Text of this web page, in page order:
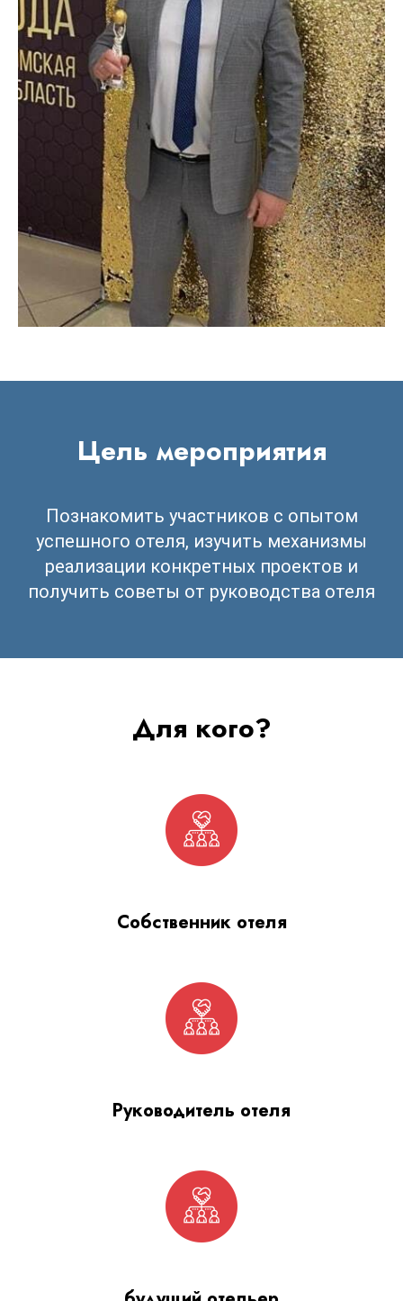
Цель мероприятия
Познакомить участников с опытом
успешного отеля, изучить механизмы
реализации конкретных проектов и
получить советы от руководства отеля
Для кого?
Собственник отеля
Руководитель отеля